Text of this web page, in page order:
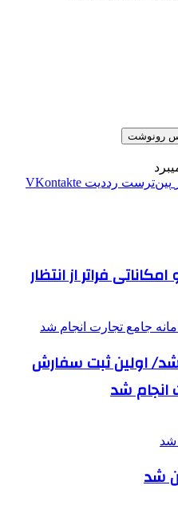
رونوشت
‫پین‌ترست ‫رددیت ‫VKontakte
اولین ثبت سفارش
انجام شد
شد